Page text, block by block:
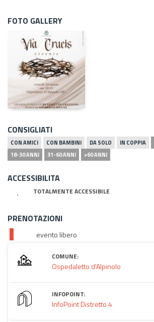
FOTO GALLERY
CONSIGLIATI
CON AMICI CON BAMBINI DA SOLO IN COPPIA
18-30 ANNI
31-60 ANNI >60 ANNI
ACCESSIBILITA
TOTALMENTE ACCESSIBILE
PRENOTAZIONI
evento libero
COMUNE:
Ospedaletto d'Alpinolo
INFOPOINT:
InfoPoint Distretto 4